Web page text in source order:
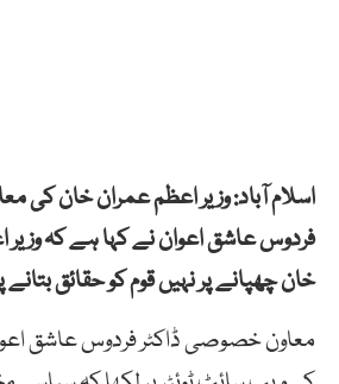
اسلام آباد: وزیر اعظم عمران خان کی
فردوس عاشق اعوان نے کہا ہے کہ وزیر
خان چھپانے پر نہیں قوم کو حقائق بتانے
معاون خصوصی ڈاکٹر فردوس عاشق